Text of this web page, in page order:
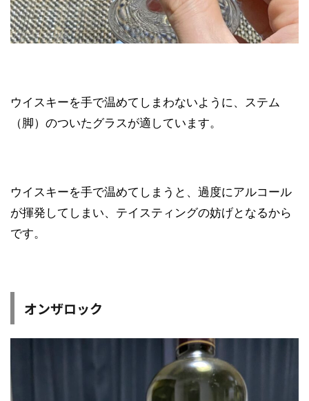
ウイスキーを手で温めてしまわないように、ステム
（脚）のついたグラスが適しています。
ウイスキーを手で温めてしまうと、過度にアルコール
が揮発してしまい、テイスティングの妨げとなるから
です。
オンザロック